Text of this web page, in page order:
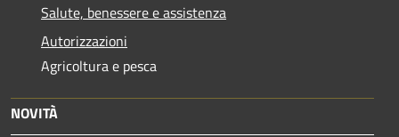
Salute, benessere e assistenza
Autorizzazioni
Agricoltura e pesca
NOVITÀ